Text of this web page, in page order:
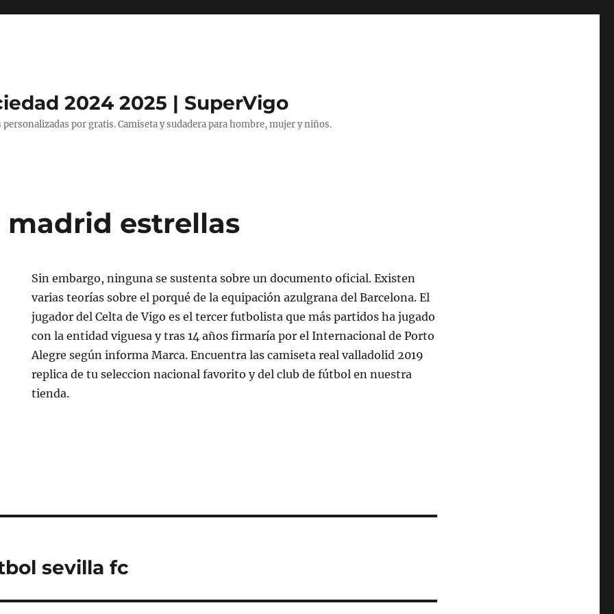
2024 2025 | SuperVigo
personalizadas por gratis. Camiseta y sudadera para hombre, mujer y niños.
madrid estrellas
Sin embargo, ninguna se sustenta sobre un documento oficial. Existen
varias teorías sobre el porqué de la equipación azulgrana del Barcelona. El
jugador del Celta de Vigo es el tercer futbolista que más partidos ha jugado
con la entidad viguesa y tras 14 años firmaría por el Internacional de Porto
Alegre según informa Marca. Encuentra las camiseta real valladolid 2019
replica de tu seleccion nacional favorito y del club de fútbol en nuestra
tienda.
sevilla fc